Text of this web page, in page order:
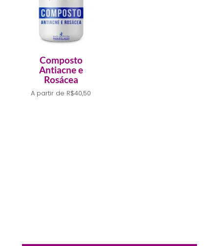
Composto
Antiacne e
Rosácea
A partir de R$40,50